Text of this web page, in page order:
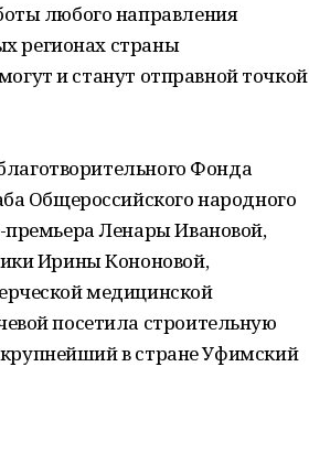
любого направления
регионах страны
и станут отправной точкой
Фонда
Общероссийского народного
Ленары Ивановой,
Ирины Кононовой,
медицинской
посетила строительную
в стране Уфимский